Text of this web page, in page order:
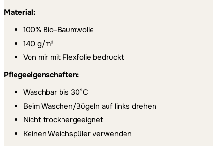
Material:
100% Bio-Baumwolle
140 g/m²
Von mir mit Flexfolie bedruckt
Pflegeeigenschaften:
Waschbar bis 30°C
Beim Waschen/Bügeln auf links drehen
Nicht trocknergeeignet
Keinen Weichspüler verwenden